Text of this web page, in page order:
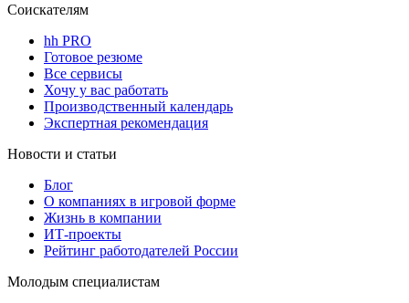
Соискателям
hh PRO
Готовое резюме
Все сервисы
Хочу у вас работать
Производственный календарь
Экспертная рекомендация
Новости и статьи
Блог
О компаниях в игровой форме
Жизнь в компании
ИТ-проекты
Рейтинг работодателей России
Молодым специалистам